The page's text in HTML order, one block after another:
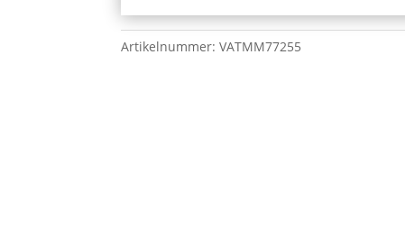
Artikelnummer:VATMM77255